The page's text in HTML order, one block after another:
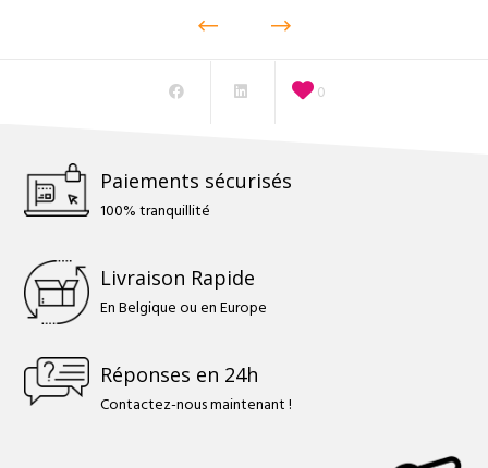
0
Paiements sécurisés
100% tranquillité
Livraison Rapide
En Belgique ou en Europe
Réponses en 24h
Contactez-nous maintenant !